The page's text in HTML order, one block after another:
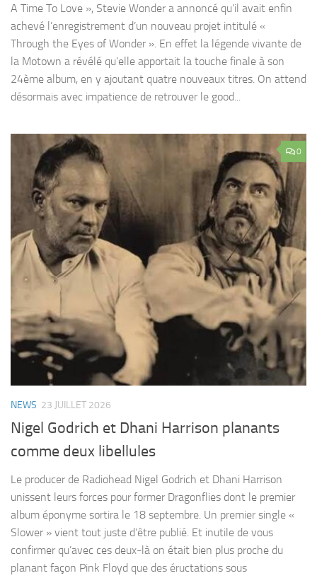
A Time To Love », Stevie Wonder a annoncé qu’il avait enfin
achevé l’enregistrement d’un nouveau projet intitulé «
Through the Eyes of Wonder ». En effet la légende vivante de
la Motown a révélé qu’elle apportait la touche finale à son
24ème album, en y ajoutant quatre nouveaux titres. On attend
désormais avec impatience de retrouver le good...
0
NEWS 23 JUILLET 2026
Nigel Godrich et Dhani Harrison planants
comme deux libellules
Le producer de Radiohead Nigel Godrich et Dhani Harrison
unissent leurs forces pour former Dragonflies dont le premier
album éponyme sortira le 18 septembre. Un premier single «
Slower » vient tout juste d’être publié. Et inutile de vous
confirmer qu’avec ces deux-là on était bien plus proche du
planant façon Pink Floyd que des éructations sous